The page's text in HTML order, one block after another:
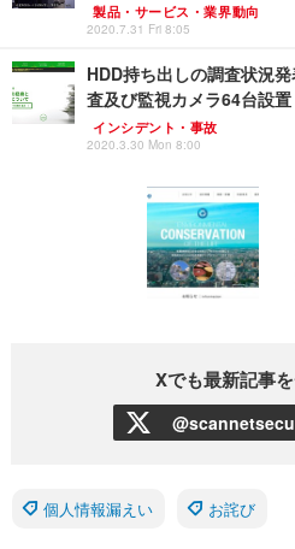
製品・サービス・業界動向
2020.7.31 Fri 8:05
HDD持ち出しの調査状況
査及び監視カメラ64台設置
インシデント・事故
2020.3.30 Mon 8:00
Xでも最新記事
個人情報漏えい お詫び